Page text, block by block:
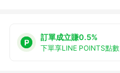
訂單成立賺0.5%
下單享LINE POINTS點數